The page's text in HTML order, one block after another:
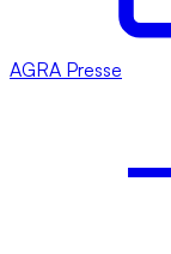
AGRA Presse